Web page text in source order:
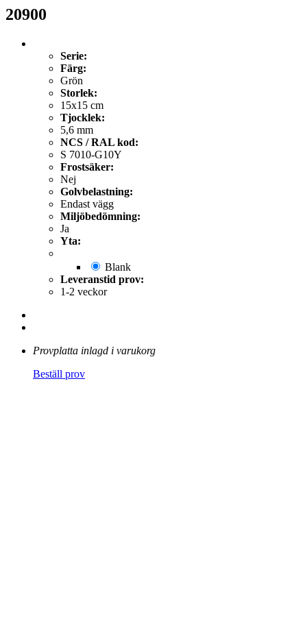
20900
Serie:
Färg:
Grön
Storlek:
15x15 cm
Tjocklek:
5,6 mm
NCS / RAL kod:
S 7010-G10Y
Frostsäker:
Nej
Golvbelastning:
Endast vägg
Miljöbedömning:
Ja
Yta:
Blank
Leveranstid prov:
1-2 veckor
Provplatta inlagd i varukorg
Beställ prov